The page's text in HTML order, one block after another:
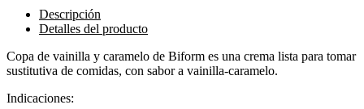
Descripción
Detalles del producto
Copa de vainilla y caramelo de Biform es una crema lista para tomar
sustitutiva de comidas, con sabor a vainilla-caramelo.
Indicaciones: